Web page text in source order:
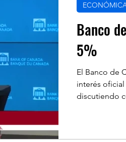
INMIGRACION
INTERES
Banco
5%
El Banco de
interés oficial
discutiendo